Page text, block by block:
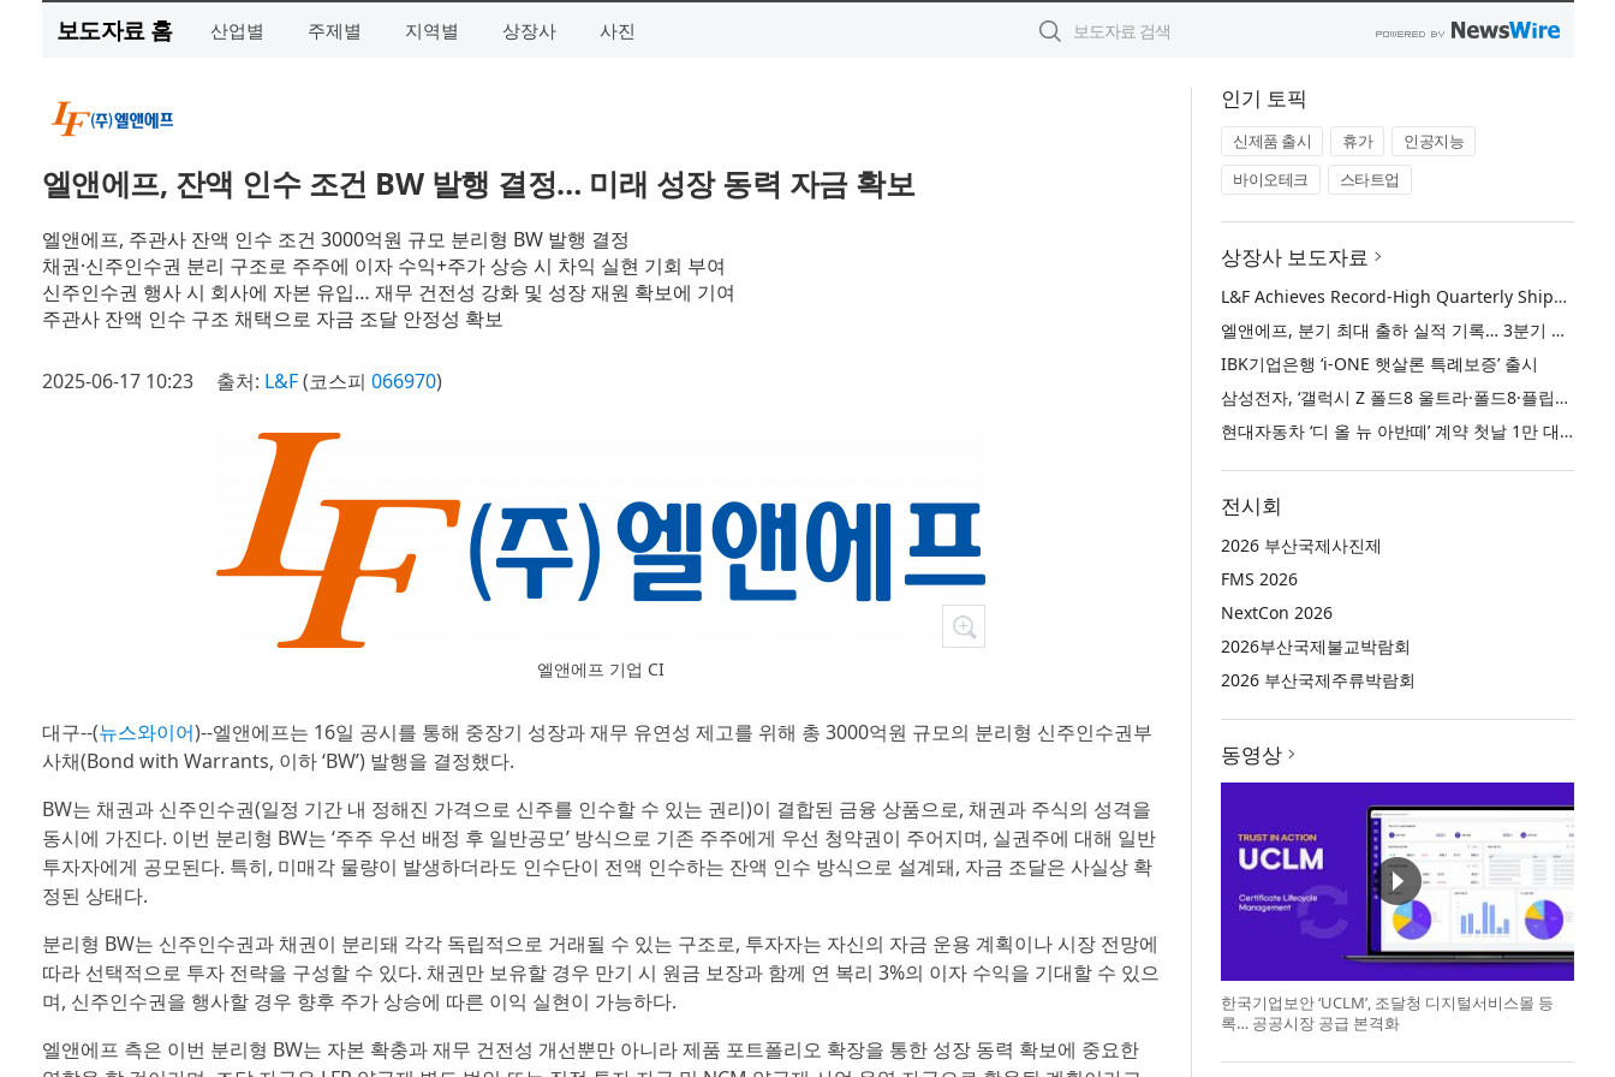
보도자료 홈 산업별 주제별 지역별 상장사 사진
엘앤에프, 잔액 인수 조건 BW 발행 결정… 미래 성장 동력 자금 확보
엘앤에프, 주관사 잔액 인수 조건 3000억원 규모 분리형 BW 발행 결정
채권·신주인수권 분리 구조로 주주에 이자 수익+주가 상승 시 차익 실현 기회 부여
신주인수권 행사 시 회사에 자본 유입… 재무 건전성 강화 및 성장 재원 확보에 기여
주관사 잔액 인수 구조 채택으로 자금 조달 안정성 확보
2025-06-17 10:23 출처: L&F(코스피 066970)
엘앤에프 기업 CI
대구--(뉴스와이어)--엘앤에프는 16일 공시를 통해 중장기 성장과 재무 유연성 제고를 위해 총 3000억원 규모의 분리형 신주인수권부
사채(Bond with Warrants, 이하 ‘BW’) 발행을 결정했다.
BW는 채권과 신주인수권(일정 기간 내 정해진 가격으로 신주를 인수할 수 있는 권리)이 결합된 금융 상품으로, 채권과 주식의 성격을
동시에 가진다. 이번 분리형 BW는 ‘주주 우선 배정 후 일반공모’ 방식으로 기존 주주에게 우선 청약권이 주어지며, 실권주에 대해 일반
투자자에게 공모된다. 특히, 미매각 물량이 발생하더라도 인수단이 전액 인수하는 잔액 인수 방식으로 설계돼, 자금 조달은 사실상 확
정된 상태다.
분리형 BW는 신주인수권과 채권이 분리돼 각각 독립적으로 거래될 수 있는 구조로, 투자자는 자신의 자금 운용 계획이나 시장 전망에
따라 선택적으로 투자 전략을 구성할 수 있다. 채권만 보유할 경우 만기 시 원금 보장과 함께 연 복리 3%의 이자 수익을 기대할 수 있으
며, 신주인수권을 행사할 경우 향후 주가 상승에 따른 이익 실현이 가능하다.
엘앤에프 측은 이번 분리형 BW는 자본 확충과 재무 건전성 개선뿐만 아니라 제품 포트폴리오 확장을 통한 성장 동력 확보에 중요한
인기 토픽
신제품 출시 휴가
인공지능
바이오테크
스타트업
상장사 보도자료
L&F Achieves Record-High Quarterly Shipments, Begins LFP Supply for North American ESS in Q3 Advancing its Two-Track NCM and LFP Growth Strategy
엘앤에프, 분기 최대 출하 실적 기록… 3분기 북미 ESS향 LFP 공급 착수 NCM+LFP ‘2-Track’ 성장 전략 실현
IBK기업은행 ‘i-ONE 햇살론 특례보증’ 출시
삼성전자, ‘갤럭시 Z 폴드8 울트라·폴드8·플립8’과 ‘갤럭시 워치 울트라2·워치9’ 국내 공식 출시
현대자동차 ‘디 올 뉴 아반떼’ 계약 첫날 1만 대 돌파
전시회
2026 부산국제사진제
FMS 2026
NextCon 2026
2026부산국제불교박람회
2026 부산국제주류박람회
동영상
한국기업보안 ‘UCLM’, 조달청 디지털서비스몰 등
록… 공공시장 공급 본격화